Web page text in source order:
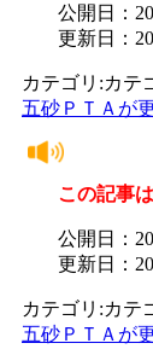
公開日：
更新日：
カテゴリ:カテ
五砂ＰＴＡが
この記事
公開日：
更新日：
カテゴリ:カテ
五砂ＰＴＡが